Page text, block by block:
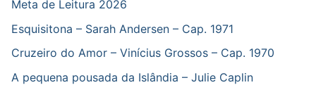
Meta de Leitura 2026
Esquisitona – Sarah Andersen – Cap. 1971
Cruzeiro do Amor – Vinícius Grossos – Cap. 1970
A pequena pousada da Islândia – Julie Caplin